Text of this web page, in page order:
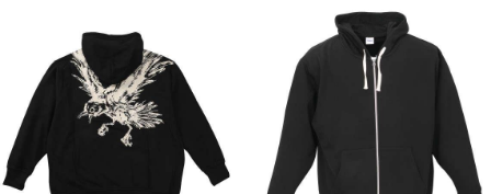
7L/176/86/150/68/65
8L/186/88/160/70/66
単位はcm
※【返品交換について】
返品交換希望の方は、商品到着後1週間以内にご連絡ください。
下着(肌着)やワイシャツは商品の性質上、返品交換不可とさせて頂いております。予め
ご了承くださいませ。